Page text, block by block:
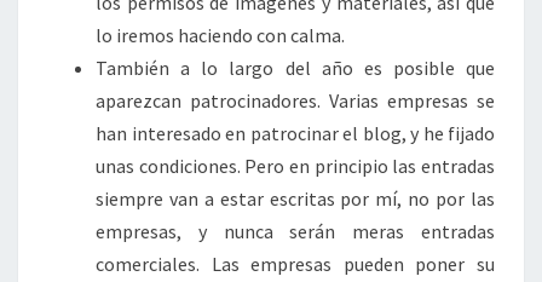
lo iremos haciendo con calma.
También a lo largo del año es posible que
aparezcan patrocinadores. Varias empresas se
han interesado en patrocinar el blog, y he fijado
unas condiciones. Pero en principio las entradas
siempre van a estar escritas por mí, no por las
empresas, y nunca serán meras entradas
comerciales. Las empresas pueden poner su